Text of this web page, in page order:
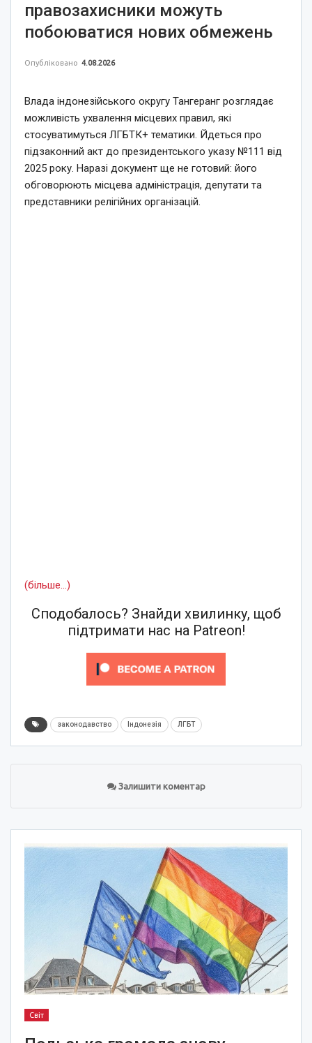
правозахисники можуть
побоюватися нових обмежень
Опубліковано 4.08.2026
Влада індонезійського округу Тангеранг розглядає
можливість ухвалення місцевих правил, які
стосуватимуться ЛГБТК+ тематики. Йдеться про
підзаконний акт до президентського указу №111 від
2025 року. Наразі документ ще не готовий: його
обговорюють місцева адміністрація, депутати та
представники релігійних організацій.
(більше…)
Сподобалось? Знайди хвилинку, щоб
підтримати нас на Patreon!
законодавство Індонезія ЛГБТ
Залишити коментар
Світ